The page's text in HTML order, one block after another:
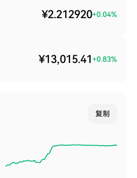
¥2.212920+0.04%
¥13,015.41 +0.83%
复制